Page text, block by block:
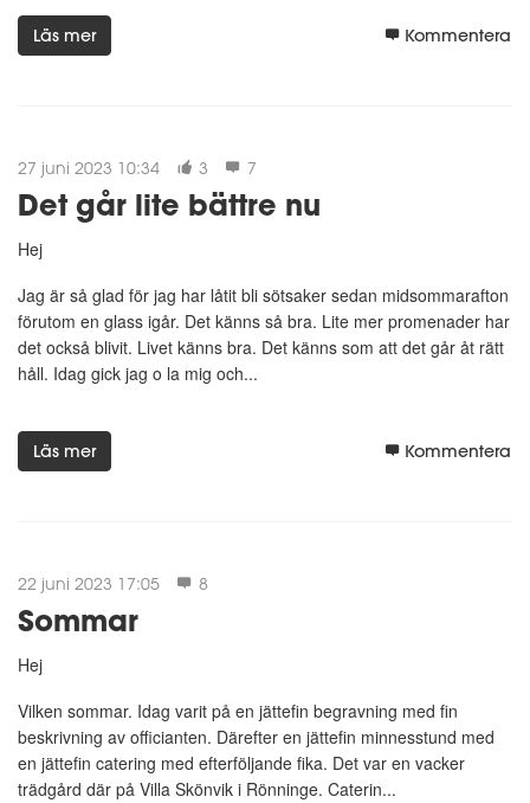
Läs mer Kommentera
27 juni 2023 10:34 3 7
Det går lite bättre nu
Hej
Jag är så glad för jag har låtit bli sötsaker sedan midsommarafton
förutom en glass igår. Det känns så bra. Lite mer promenader har
det också blivit. Livet känns bra. Det känns som att det går åt rätt
håll. Idag gick jag o la mig och...
Läs mer Kommentera
22 juni 2023 17:05 8
Sommar
Hej
Vilken sommar. Idag varit på en jättefin begravning med fin
beskrivning av officianten. Därefter en jättefin minnesstund med
en jättefin catering med efterföljande fika. Det var en vacker
trädgård där på Villa Skönvik i Rönninge. Caterin...